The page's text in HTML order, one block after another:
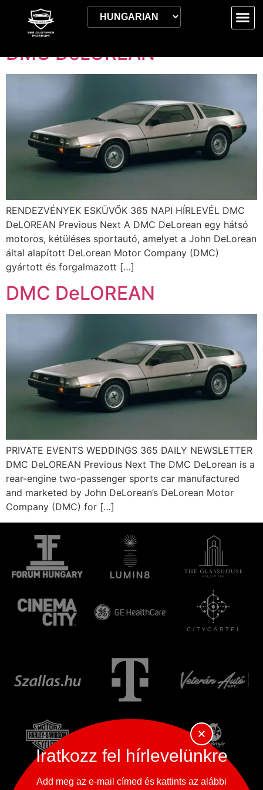
Címke: 2024.01.27.
DMC DeLOREAN
RENDEZVÉNYEK ESKÜVŐK 365 NAPI HÍRLEVÉL DMC
DeLOREAN Previous Next A DMC DeLorean egy hátsó
motoros, kétüléses sportautó, amelyet a John DeLorean
által alapított DeLorean Motor Company (DMC)
gyártott és forgalmazott […]
DMC DeLOREAN
PRIVATE EVENTS WEDDINGS 365 DAILY NEWSLETTER
DMC DeLOREAN Previous Next The DMC DeLorean is a
rear-engine two-passenger sports car manufactured
and marketed by John DeLorean’s DeLorean Motor
Company (DMC) for […]
Iratkozz fel hírlevelünkre
Add meg az e-mail címed és kattints az alábbi